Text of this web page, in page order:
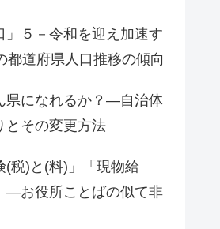
」５－令和を迎え加速す
都道府県人口推移の傾向
県になれるか？―自治体
とその変更方法
(税)と(料)」「現物給
―お役所ことばの似て非